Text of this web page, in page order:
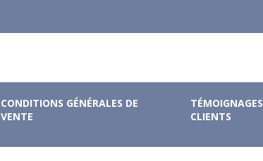
CONDITIONS GÉNÉRALES DE
VENTE
TÉMOIGNAGES
CLIENTS